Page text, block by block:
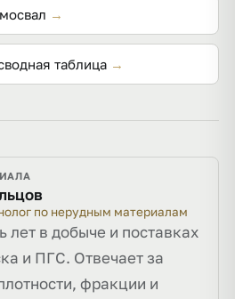
→
таблица →
по нерудным материалам
лет в добыче и поставках
и ПГС. Отвечает за
фракции и